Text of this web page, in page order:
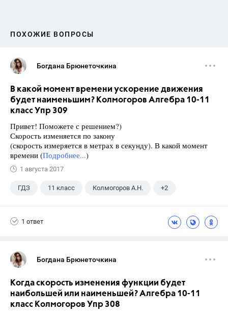
ПОХОЖИЕ ВОПРОСЫ
Богдана Брюнеточкина
В какой момент времени ускорение движения
будет наименьшим? Колмогоров Алгебра 10-11
класс Упр 309
Привет! Поможете с решением?)
Скорость изменяется по закону
(скорость измеряется в метрах в секунду). В какой момент
времени (Подробнее...)
1 августа 2017
ГДЗ 11 класс Колмогоров А.Н. +2
1 ответ
Богдана Брюнеточкина
Когда скорость изменения функции будет
наибольшей или наименьшей? Алгебра 10-11
класс Колмогоров Упр 308